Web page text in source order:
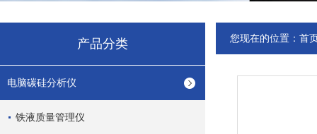
产品分类
电脑碳硅分析仪
铁液质量管理仪
您现在的位置： 首